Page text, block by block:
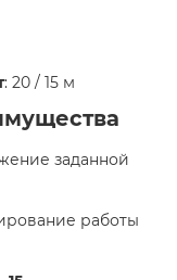
: 20 / 15 м
заданной
работы